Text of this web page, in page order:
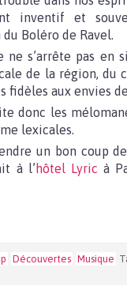
inventif et
Boléro de Ravel.
ne s’arrête pas en
de la région, du
fidèles aux envies
donc les
lexicales.
un bon coup
à l’ hôtel Lyric à
Découvertes Musique